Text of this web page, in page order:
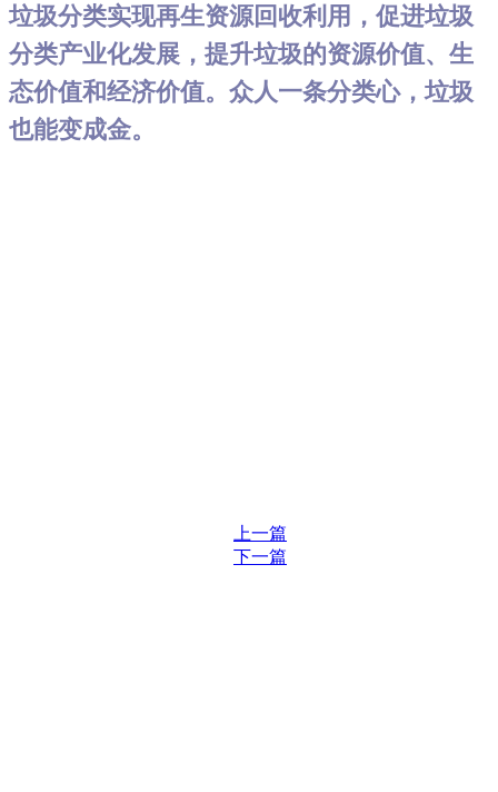
垃圾分类实现再生资源回收利用，促进垃圾
分类产业化发展，提升垃圾的资源价值、生
态价值和经济价值。众人一条分类心，垃圾
也能变成金。
上一篇
下一篇